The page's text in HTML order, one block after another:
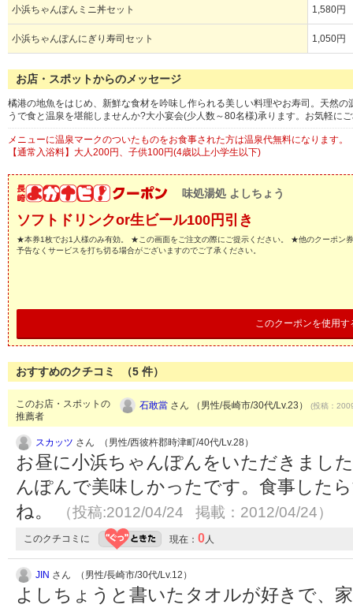
小浜ちゃんぽんミニ丼セット 1,580円
小浜ちゃんぽんにぎり寿司セット 1,050円
お店・スポットからのメッセージ
橘港の地魚をはじめ、新鮮な食材を吟味し作られる美しい料理やお寿司。天然
うで食と温泉を堪能しませんか?大小宴会(少人数～80名様)承ります。お気軽に
メニューに温泉マークのついたものをお食事された方は温泉代無料になります。
【通常入浴料】大人200円、子供100円(4歳以上小学生以下)
味処湯処 よしちょう
ソフトドリンクor生ビール100円引き
★本券1枚でお1人様のみ有効。 ★この画面をご注文の際にご提示ください。 ★他のクーポン
予告なくサービスを打ち切る場合がございますのでご了承ください。
このクーポンを使用す
おすすめのクチコミ （5 件）
このお店・スポットの
推薦者
石敢當 さん （男性/長崎市/30代/Lv.23） (投稿：
スカッツ さん （男性/西彼杵郡時津町/40代/Lv.28）
お昼に小浜ちゃんぽんをいただきまし
んぽんで美味しかったです。食事した
ね。
（投稿:2012/04/24 掲載：2012/04/24）
このクチコミに 現在： 0人
JIN さん （男性/長崎市/30代/Lv.12）
よしちょうと書いたタオルが好きで、